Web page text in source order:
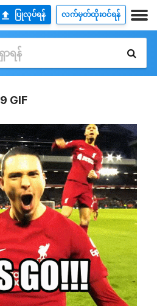
ပြုလုပ်ရန် လက်မှတ်ထိုးဝင်ရန်
GIF